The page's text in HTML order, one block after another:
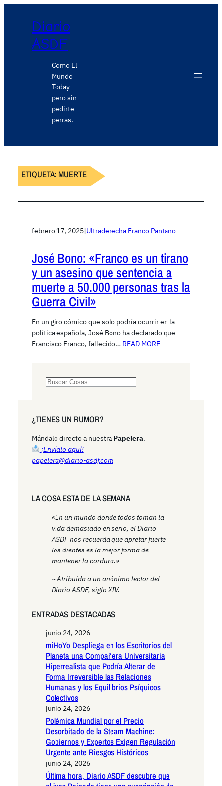
Diario
ASDF
Como El
Mundo
Today
pero sin
pedirte
perras.
ETIQUETA: MUERTE
febrero 17, 2025|Ultraderecha Franco Pantano
José Bono: «Franco es un tirano
y un asesino que sentencia a
muerte a 50.000 personas tras la
Guerra Civil»
En un giro cómico que solo podría ocurrir en la
política española, José Bono ha declarado que
Francisco Franco, fallecido… READ MORE
S
r
h
¿TIENES UN RUMOR?
Mándalo directo a nuestra Papelera.
¡Envíalo aquí!
papelera@diario-asdf.com
LA COSA ESTA DE LA SEMANA
«En un mundo donde todos toman la
vida demasiado en serio, el Diario
ASDF nos recuerda que apretar fuerte
los dientes es la mejor forma de
mantener la cordura.»
~ Atribuida a un anónimo lector del
Diario ASDF, siglo XIV.
ENTRADAS DESTACADAS
junio 24, 2026
miHoYo Despliega en los Escritorios del
Planeta una Compañera Universitaria
Hiperrealista que Podría Alterar de
Forma Irreversible las Relaciones
Humanas y los Equilibrios Psíquicos
Colectivos
junio 24, 2026
Polémica Mundial por el Precio
Desorbitado de la Steam Machine:
Gobiernos y Expertos Exigen Regulación
Urgente ante Riesgos Históricos
junio 24, 2026
Última hora, Diario ASDF descubre que